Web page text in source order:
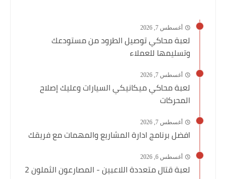
أغسطس 7, 2026
لعبة محاكي توصيل الطرود من مستودعك
وتسليمها للعملاء
أغسطس 7, 2026
لعبة محاكي ميكانيكي السيارات وعليك إصلاح
المحركات
أغسطس 7, 2026
افضل برنامج ادارة المشاريع والمهمات مع فريقك
أغسطس 6, 2026
لعبة قتال متعددة اللاعبين - المصارعون الثملون 2